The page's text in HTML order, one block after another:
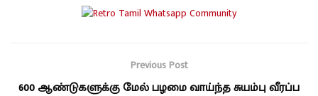
Previous Post
600 ஆண்டுகளுக்கு மேல் பழமை வாய்ந்த சுயம்பு வீரப்ப